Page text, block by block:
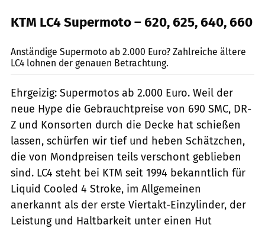
KTM LC4 Supermoto – 620, 625, 640, 660
Jörg Künstle
Anständige Supermoto ab 2.000 Euro? Zahlreiche ältere
LC4 lohnen der genauen Betrachtung.
Ehrgeizig: Supermotos ab 2.000 Euro. Weil der
neue Hype die Gebrauchtpreise von 690 SMC, DR-
Z und Konsorten durch die Decke hat schießen
lassen, schürfen wir tief und heben Schätzchen,
die von Mondpreisen teils verschont geblieben
sind. LC4 steht bei KTM seit 1994 bekanntlich für
Liquid Cooled 4 Stroke, im Allgemeinen
anerkannt als der erste Viertakt-Einzylinder, der
Leistung und Haltbarkeit unter einen Hut